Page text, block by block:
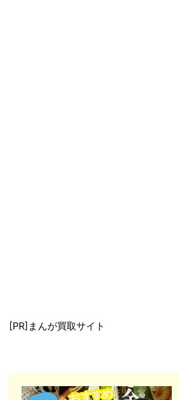
[PR]まんが買取サイト